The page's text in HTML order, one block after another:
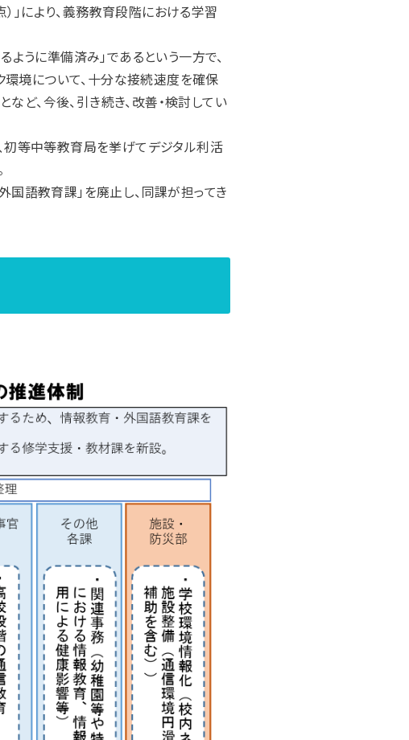
」により、義務教育段階における学習
うに準備済み」であるという一方で、
環境について、十分な接続速度を確保
ど、今後、引き続き、改善・検討してい
初等中等教育局を挙げてデジタル利活
国語教育課」を廃止し、同課が担ってき